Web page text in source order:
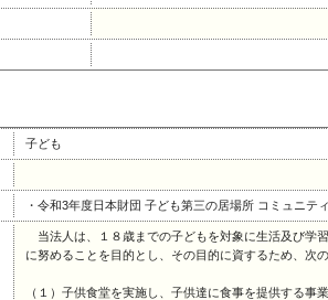
子ども
・令和3年度日本財団 子ども第三の居場所 コミュニテ
当法人は、１８歳までの子どもを対象に生活及び学
に努めることを目的とし、その目的に資するため、次の
（１）子供食堂を実施し、子供達に食事を提供する事業